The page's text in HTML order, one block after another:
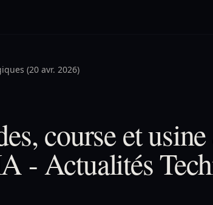
(20 avr. 2026)
course et
- Actualités